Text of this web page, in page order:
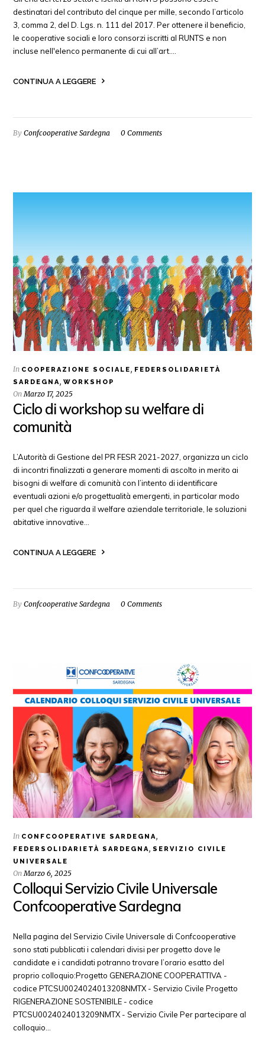
destinatari del contributo del cinque per mille, secondo l’articolo
3, comma 2, del D. Lgs. n. 111 del 2017. Per ottenere il beneficio,
le cooperative sociali e loro consorzi iscritti al RUNTS e non
incluse nell'elenco permanente di cui all’art.…
CONTINUA A LEGGERE
ByConfcooperative Sardegna 0 Comments
In COOPERAZIONE SOCIALE, FEDERSOLIDARIETÀ
SARDEGNA,WORKSHOP
OnMarzo 17, 2025
Ciclo di workshop su welfare di
comunità
L’Autorità di Gestione del PR FESR 2021-2027, organizza un ciclo
di incontri finalizzati a generare momenti di ascolto in merito ai
bisogni di welfare di comunità con l’intento di identificare
eventuali azioni e/o progettualità emergenti, in particolar modo
per quel che riguarda il welfare aziendale territoriale, le soluzioni
abitative innovative…
CONTINUA A LEGGERE
ByConfcooperative Sardegna 0 Comments
In CONFCOOPERATIVE SARDEGNA,
FEDERSOLIDARIETÀ SARDEGNA, SERVIZIO CIVILE
UNIVERSALE
OnMarzo 6, 2025
Colloqui Servizio Civile Universale
Confcooperative Sardegna
Nella pagina del Servizio Civile Universale di Confcooperative
sono stati pubblicati i calendari divisi per progetto dove le
candidate e i candidati potranno trovare l’orario esatto del
proprio colloquio:Progetto GENERAZIONE COOPERATTIVA -
codice PTCSU0024024013208NMTX - Servizio Civile Progetto
RIGENERAZIONE SOSTENIBILE - codice
PTCSU0024024013209NMTX - Servizio Civile Per partecipare al
colloquio…